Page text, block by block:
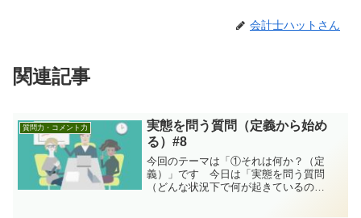
会計士ハットさん
関連記事
質問力・コメント力
実態を問う質問（定義から始め
る）#8
今回のテーマは「①それは何か？（定
義）」です 今日は「実態を問う質問
（どんな状況下で何が起きているの